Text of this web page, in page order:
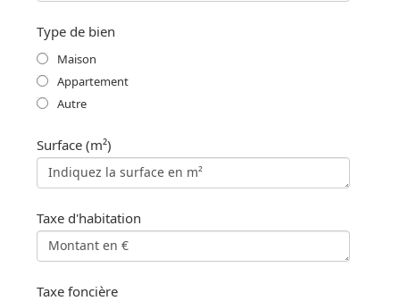
Type de bien
Maison
Appartement
Autre
Surface (m²)
Taxe d'habitation
Taxe foncière